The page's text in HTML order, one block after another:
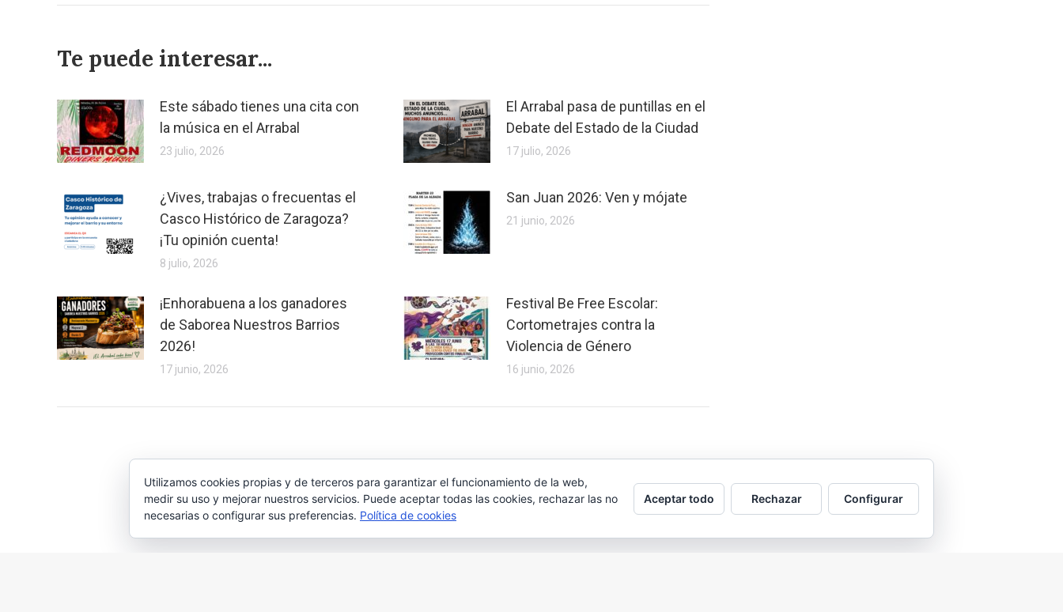
Te puede interesar...
Este sábado tienes una cita con
la música en el Arrabal
23 julio, 2026
El Arrabal pasa de puntillas en el
Debate del Estado de la Ciudad
17 julio, 2026
¿Vives, trabajas o frecuentas el
Casco Histórico de Zaragoza?
¡Tu opinión cuenta!
8 julio, 2026
San Juan 2026: Ven y mójate
21 junio, 2026
¡Enhorabuena a los ganadores
de Saborea Nuestros Barrios
2026!
17 junio, 2026
Festival Be Free Escolar:
Cortometrajes contra la
Violencia de Género
16 junio, 2026
2026 © Asociación Vecinal Tío Jorge - Arrabal |
Utilizamos cookies propias y de terceros para garantizar el funcionamiento de la web,
medir su uso y mejorar nuestros servicios. Puede aceptar todas las cookies, rechazar las no
necesarias o configurar sus preferencias. Política de cookies
Aceptar todo Rechazar Configurar